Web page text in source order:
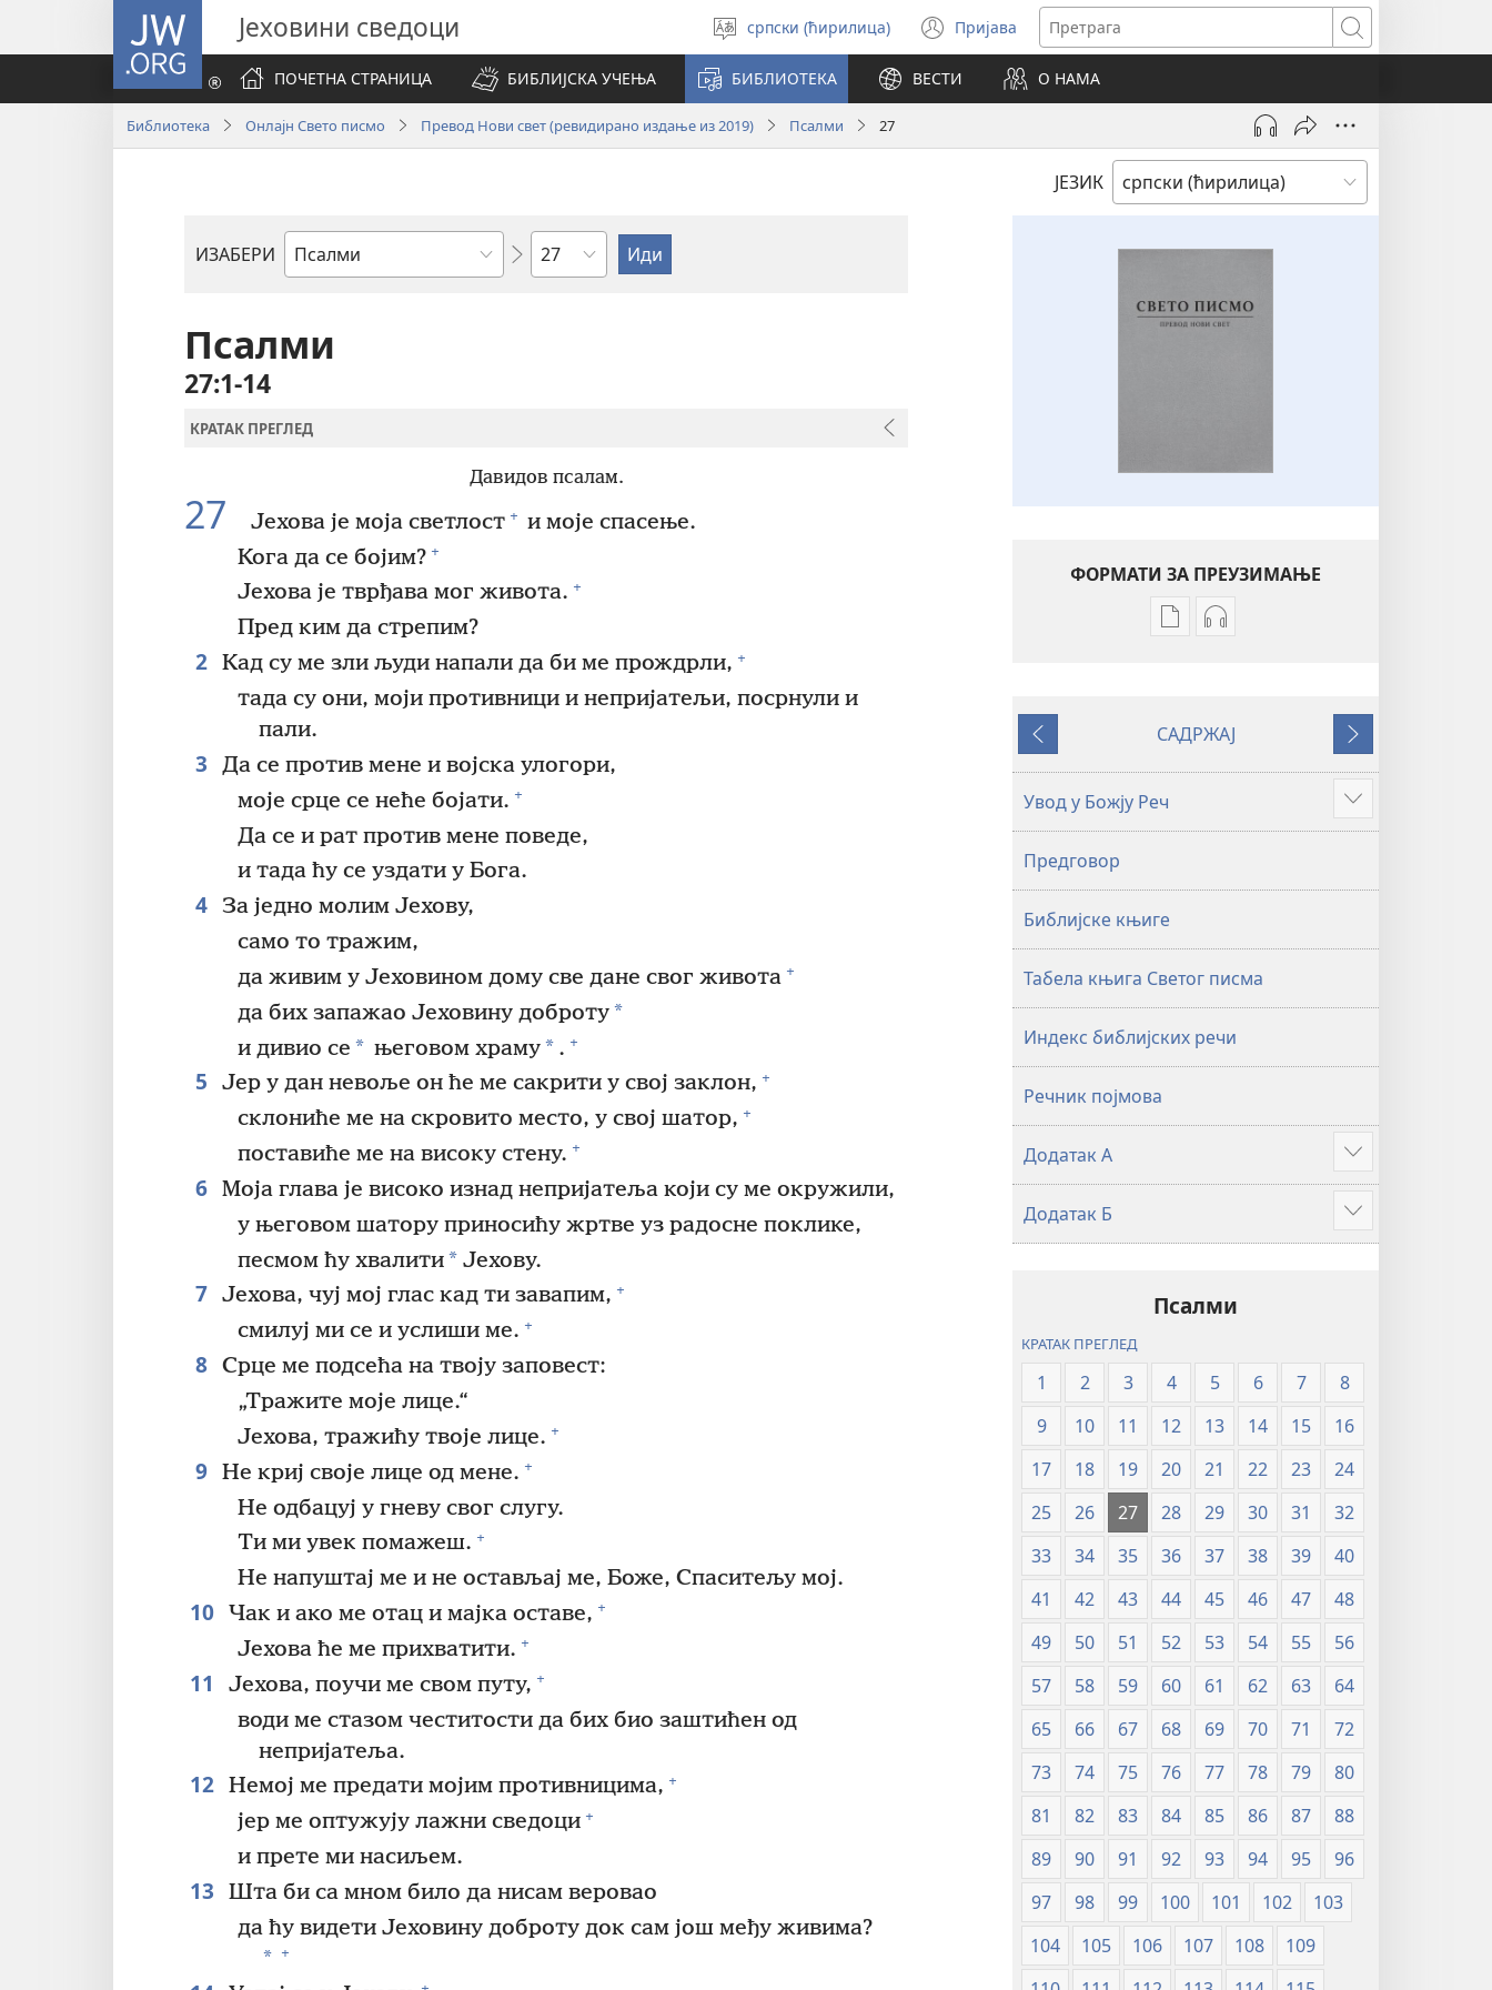
JW.ORG Јеховини сведоци
Изабери
језик
српски (ћирилица) Пријава
(отвара
нови
прозор)
Претрага
ПОЧЕТНА СТРАНИЦА
БИБЛИЈСКА УЧЕЊА БИБЛИОТЕКА ВЕСТИ О НАМА
Библиотека Онлајн Свето писмо Превод Нови свет (ревидирано издање из 2019) Псалми 27
ЈЕЗИК
ИЗАБЕРИ
Библијска
Поглавље
Псалми
27:1-14
КРАТАК ПРЕГЛЕД
Давидов псалам.
27 Јехова је моја светлост + и моје спасење.
Кога да се бојим? +
Јехова је тврђава мог живота. +
Пред ким да стрепим?
2 Кад су ме зли људи напали да би ме прождрли, +
тада су они, моји противници и непријатељи, посрнули и
пали.
3
Да се против мене и војска улогори,
моје срце се неће бојати. +
Да се и рат против мене поведе,
и тада ћу се уздати у Бога.
4 За једно молим Јехову,
само то тражим,
да живим у Јеховином дому све дане свог живота +
да бих запажао Јеховину доброту*
и дивио се * његовом храму* . +
5 Јер у дан невоље он ће ме сакрити у свој заклон, +
склониће ме на скровито место, у свој шатор, +
поставиће ме на високу стену. +
6 Моја глава је високо изнад непријатеља који су ме окружили,
у његовом шатору приносићу жртве уз радосне поклике,
песмом ћу хвалити* Јехову.
7 Јехова, чуј мој глас кад ти завапим, +
смилуј ми се и услиши ме. +
8 Срце ме подсећа на твоју заповест:
„Тражите моје лице.“
Јехова, тражићу твоје лице. +
9 Не криј своје лице од мене. +
Не одбацуј у гневу свог слугу.
Ти ми увек помажеш. +
Не напуштај ме и не остављај ме, Боже, Спаситељу мој.
10 Чак и ако ме отац и мајка оставе, +
Јехова ће ме прихватити. +
11 Јехова, поучи ме свом путу, +
води ме стазом честитости да бих био заштићен од
непријатеља.
12 Немој ме предати мојим противницима, +
јер ме оптужују лажни сведоци +
и прете ми насиљем.
13
Шта би са мном било да нисам веровао
да ћу видети Јеховину доброту док сам још међу живима?
* +
ФОРМАТИ ЗА ПРЕУЗИМАЊЕ
Формати
публикација
свет
издање
из
2019)
Формати
садржаја
свет
издање
из
2019)
Претходно
САДРЖАЈ
Следеће
Увод у Божју Реч Више
Предговор
Библијске књиге
Табела књига Светог писма
Индекс библијских речи
Речник појмова
Додатак А Више
Додатак Б Више
Псалми
КРАТАК ПРЕГЛЕД
1 2 3 4 5 6 7
8
9
10 11 12 13 14 15
16
17
18 19 20 21 22 23
24
25
26 27 28 29 30 31
32
33
34 35 36 37 38 39
40
41
42 43 44 45 46 47
48
49
50 51 52 53 54 55
56
57
58 59 60 61 62 63
64
65
66 67 68 69 70 71
72
73
74 75 76 77 78 79
80
81
82 83 84 85 86 87
88
89
90 91 92 93 94 95
96
97
98 99 100 101 102
103
104
105 106 107 108
109